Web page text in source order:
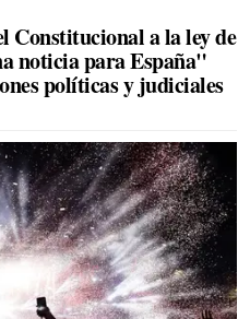
Constitucional a la ley de
noticia para España"
políticas y judiciales